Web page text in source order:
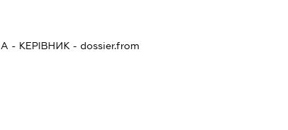
- КЕРІВНИК - dossier.from